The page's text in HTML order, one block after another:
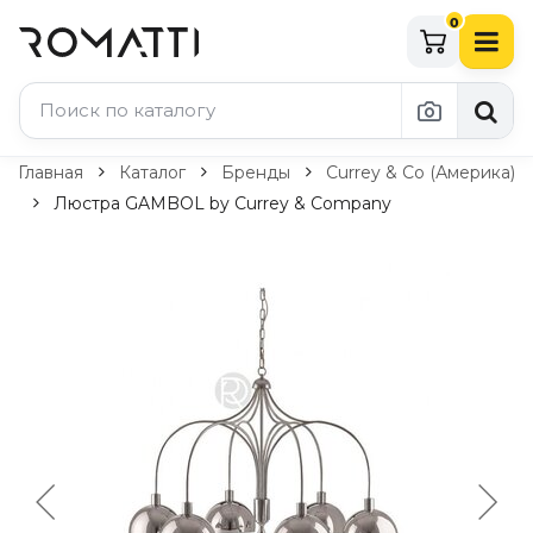
0
Каталог Romatti
Свет и освещение
Бра и настенные светильники
Технический свет
Уличное освещение
Комплектующие
Главная Каталог Бренды
Currey & Co (Америка)
Люстра GAMBOL by Currey & Company